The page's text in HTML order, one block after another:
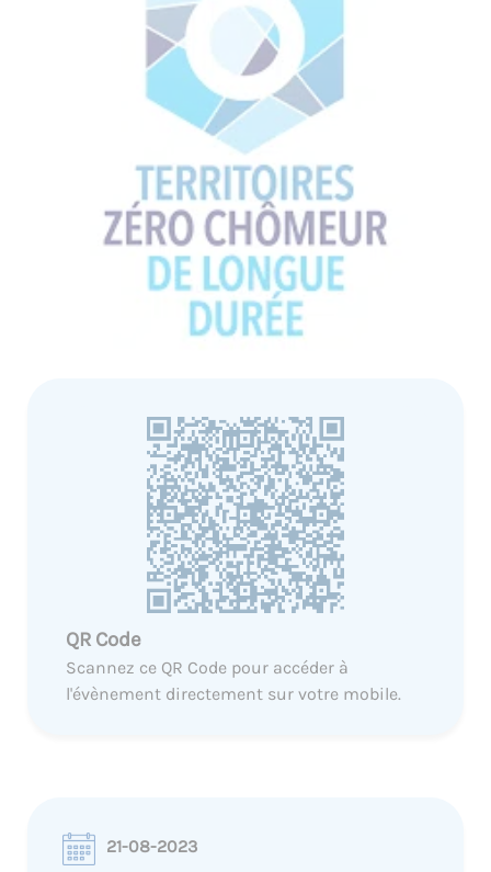
QR Code
Scannez ce QR Code pour accéder à
l'évènement directement sur votre mobile.
21-08-2023